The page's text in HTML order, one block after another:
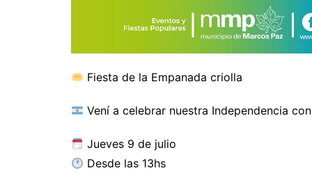
Fiesta de la Empanada criolla
Vení a celebrar nuestra Independencia
Jueves 9 de julio
Desde las 13hs